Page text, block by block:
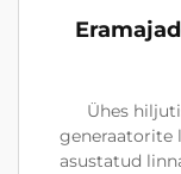
Ühes
generaatorite
asustatud